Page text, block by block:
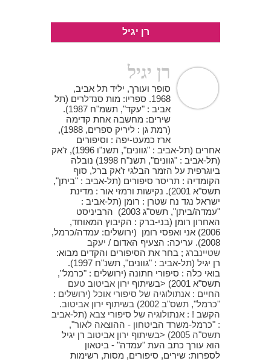
רן יגיל
רן יגיל
סופר ועורך, יליד תל אביב,
1968. ספריו: מות סנדלרים (תל
אביב : "עקד", תשמ"ח 1987).
שירים: מחשבה אחת קדימה
(רמת גן : ליריק ספרים, 1988),
ארז כמעט-יפה : וסיפורים
אחרים (תל-אביב : "גוונים", תשנ"ו 1996), ז'אק
(תל-אביב : "גוונים", תשנ"ח 1998) נובלה
ביוגרפית על הזמר הבלגי ז'אק ברל, סוף
הקומדיה : תריסר סיפורים (תל-אביב : "ביתן",
תשס"א 2001). נקישות ורמזי אור : מדינת
ישראל נגד נח שטרן : רומן (תל-אביב :
"עמדה/ביתן", תשס"ג 2003) הרביניסט
האחרון רומן (בני-ברק : הקיבוץ המאוחד,
2006) אני ואפסי רומן (ירושלים: עמדה/כרמל,
2008). עריכה: הצעיף האדום /
יעקב
שטיינברג ; בחר את הסיפורים והקדים מבוא:
רן יגיל (תל-אביב : "גוונים", תשנ"ח 1997).
בואי כלה : סיפורי חתונה (ירושלים : "כרמל",
תשס"א 2001) <בשיתוף
ירון אביטוב טעם
החיים : אנתולוגיה של סיפורי אוכל (ירושלים :
"כרמל", תשס"ב 2002) בשיתוף
ירון אביטוב.
הקשב ! : אנתולוגיה של סיפורי צבא (תל-אביב
: "כרמל-משרד הביטחון - ההוצאה לאור",
תשס"ה 2005) <בשיתוף
ירון אביטוב רן יגיל
הוא עורך כתב העת "עמדה" - ביטאון
לספרות: שירים, סיפורים, מסות, רשימות